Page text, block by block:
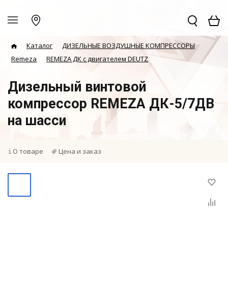
Каталог
ДИЗЕЛЬНЫЕ ВОЗДУШНЫЕ КОМПРЕССОРЫ
Remeza
REMEZA ДК с двигателем DEUTZ
Дизельный винтовой
компрессор REMEZA ДК-5/7ДВ
на шасси
О товаре Цена и заказ